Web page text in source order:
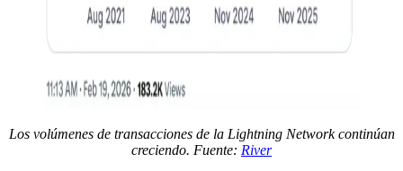
Los volúmenes de transacciones de la Lightning Network continúan
creciendo. Fuente: River